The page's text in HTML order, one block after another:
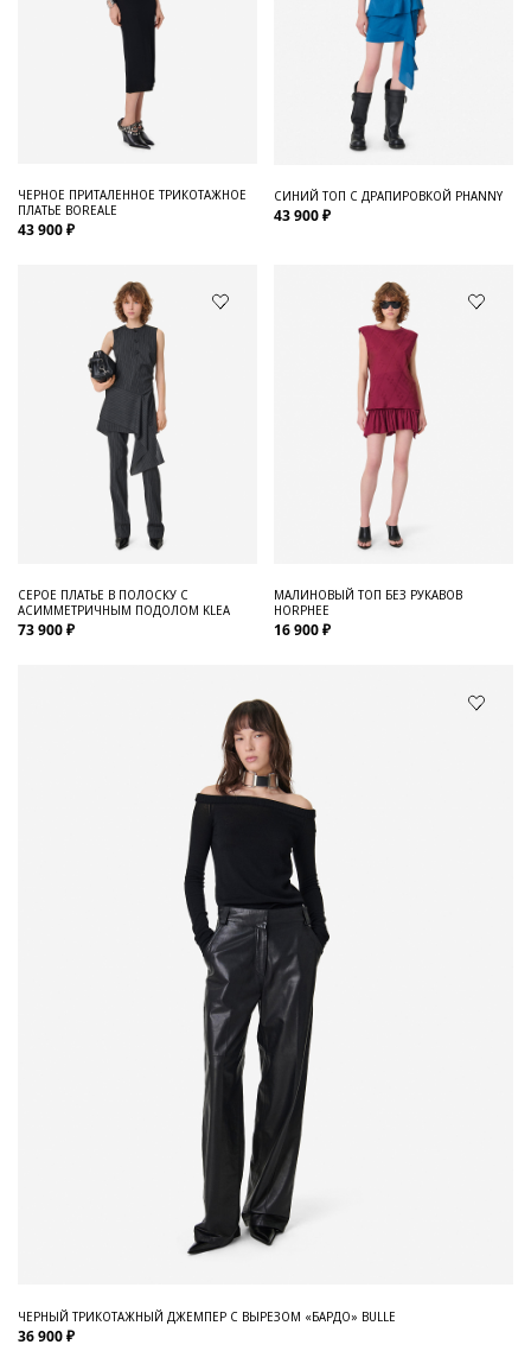
ЧЕРНОЕ ПРИТАЛЕННОЕ ТРИКОТАЖНОЕ
ПЛАТЬЕ BOREALE
43 900 ₽
СИНИЙ ТОП С ДРАПИРОВКОЙ PHANNY
43 900 ₽
СЕРОЕ ПЛАТЬЕ В ПОЛОСКУ С
АСИММЕТРИЧНЫМ ПОДОЛОМ KLEA
73 900 ₽
МАЛИНОВЫЙ ТОП БЕЗ РУКАВОВ
HORPHEE
16 900 ₽
ЧЕРНЫЙ ТРИКОТАЖНЫЙ ДЖЕМПЕР С ВЫРЕЗОМ «БАРДО» BULLE
36 900 ₽